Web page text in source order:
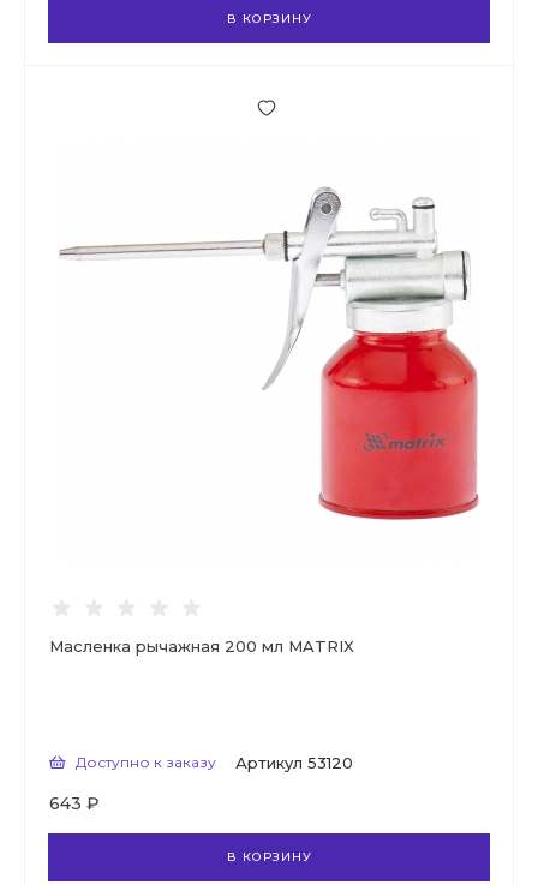
В КОРЗИНУ
Масленка рычажная 200 мл MATRIX
Доступно к заказу Артикул 53120
643 ₽
В КОРЗИНУ